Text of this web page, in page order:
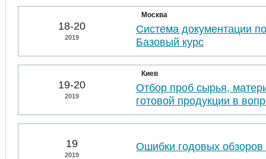
18-20
2019
Москва
Система документации
Базовый курс
19-20
2019
Киев
Отбор проб сырья,
готовой продукции в
19
2019
Ошибки годовых обзоров